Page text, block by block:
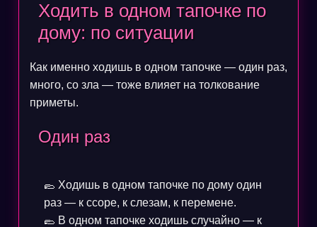
Ходить в одном тапочке по
дому: по ситуации
Как именно ходишь в одном тапочке — один раз,
много, со зла — тоже влияет на толкование
приметы.
Один раз
🥿 Ходишь в одном тапочке по дому один
раз — к ссоре, к слезам, к перемене.
🥿 В одном тапочке ходишь случайно — к